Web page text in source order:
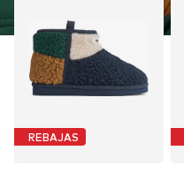
REBAJAS